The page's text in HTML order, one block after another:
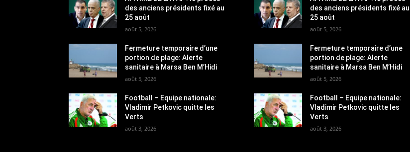
des anciens présidents fixé au
25 août
août 5, 2026
Fermeture temporaire d’une
portion de plage: Alerte
sanitaire à Marsa Ben M’Hidi
août 5, 2026
Football – Equipe nationale:
Vladimir Petkovic quitte les
Verts
août 3, 2026
des anciens présidents fixé au
25 août
août 5, 2026
Fermeture temporaire d’une
portion de plage: Alerte
sanitaire à Marsa Ben M’Hidi
août 5, 2026
Football – Equipe nationale:
Vladimir Petkovic quitte les
Verts
août 3, 2026